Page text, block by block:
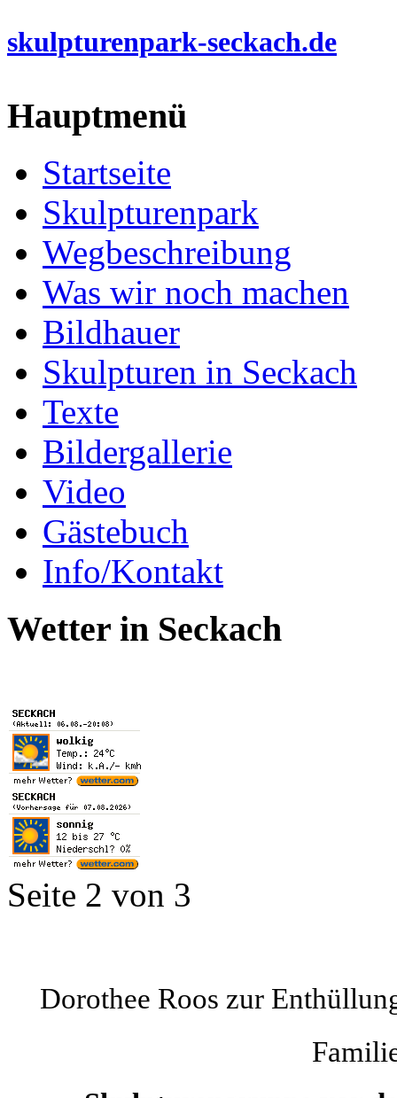
skulpturenpark-seckach.de
Hauptmenü
Startseite
Skulpturenpark
Wegbeschreibung
Was wir noch machen
Bildhauer
Skulpturen in Seckach
Texte
Bildergallerie
Video
Gästebuch
Info/Kontakt
Wetter in Seckach
Seite 2 von 3
Dorothee Roos zur